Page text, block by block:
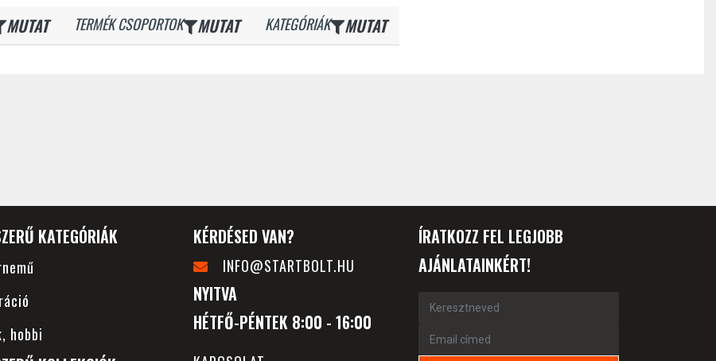
MUTAT TERMÉK CSOPORTOK MUTAT KATEGÓRIÁK MUTAT
KATEGÓRIÁK
hobbi
KÉRDÉSED VAN?
INFO@STARTBOLT.HU
NYITVA
HÉTFŐ-PÉNTEK 8:00 - 16:00
ÍRATKOZZ FEL LEGJOBB
AJÁNLATAINKÉRT!